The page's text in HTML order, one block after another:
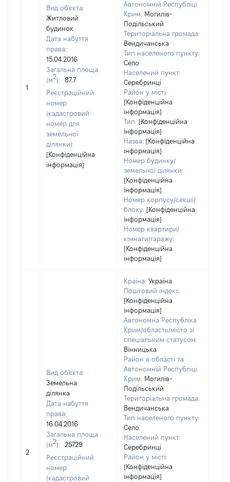
1
Вид об'єкта:
Житловий
будинок
Дата набуття
права:
15.04.2016
Загальна площа
(м2):
87.7
Реєстраційний
номер
(кадастровий
номер для
земельної
ділянки):
[Конфіденційна
інформація]
Автономній Республіці
Крим: Могилів-
Подільський
Територіальна громада:
Вендичанська
Тип населеного пункту:
Село
Населений пункт:
Серебринці
Район у місті:
[Конфіденційна
інформація]
Тип: [Конфіденційна
інформація]
Назва: [Конфіденційна
інформація]
Номер будинку/
земельної ділянки:
[Конфіденційна
інформація]
Номер корпусу/секції/
блоку: [Конфіденційна
інформація]
Номер квартири/
кімнати/гаражу:
[Конфіденційна
інформація]
2
Вид об'єкта:
Земельна
ділянка
Дата набуття
права:
16.04.2016
Загальна площа
(м2):
25729
Реєстраційний
номер
(кадастровий
Країна: Україна
Поштовий індекс:
[Конфіденційна
інформація]
Автономна Республіка
Крим/область/місто зі
спеціальним статусом:
Вінницька
Район в області та
Автономній Республіці
Крим: Могилів-
Подільський
Територіальна громада:
Вендичанська
Тип населеного пункту:
Село
Населений пункт:
Серебринці
Район у місті:
[Конфіденційна
інформація]